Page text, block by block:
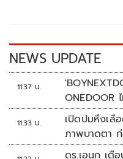
k k
NEWS UPDATE
11:37 น.
ONEDOOR
11:33 น.
เปิดปมหึงเลื
ภาพบาดตา
ดร.เอนก เตื